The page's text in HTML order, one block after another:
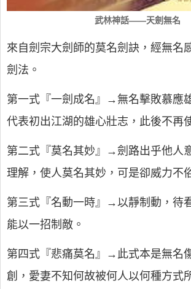
武林神話——天劍無名
來自劍宗大劍師的莫名劍訣，經無名
劍法。
第一式『一劍成名』→無名擊敗慕應
代表初出江湖的雄心壯志，此後不再
第二式『莫名其妙』→劍路出乎他人
理解，使人莫名其妙，可是卻威力不
第三式『名動一時』→以靜制動，待
能以一招制敵。
第四式『悲痛莫名』→此式本是無名
創，愛妻不知何故被何人以何種方式